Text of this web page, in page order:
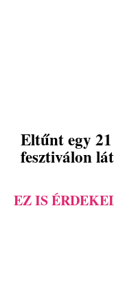
Eltűnt egy
fesztiválon
EZ IS